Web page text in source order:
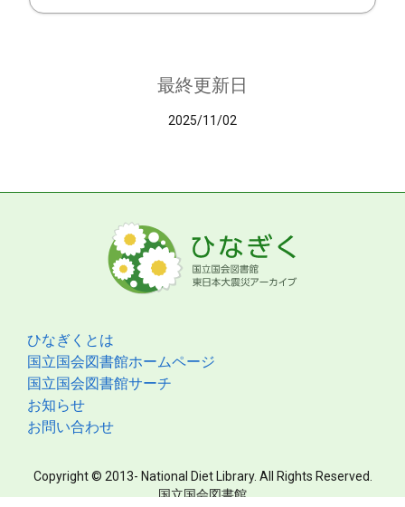
最終更新日
2025/11/02
ひなぎくとは
国立国会図書館ホームページ
国立国会図書館サーチ
お知らせ
お問い合わせ
Copyright © 2013- National Diet Library. All Rights Reserved.